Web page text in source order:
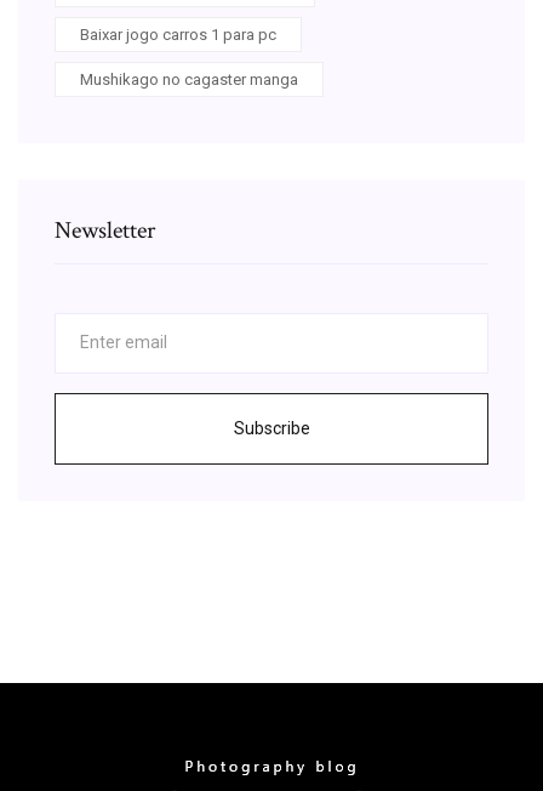
Baixar jogo carros 1 para pc
Mushikago no cagaster manga
Newsletter
Subscribe